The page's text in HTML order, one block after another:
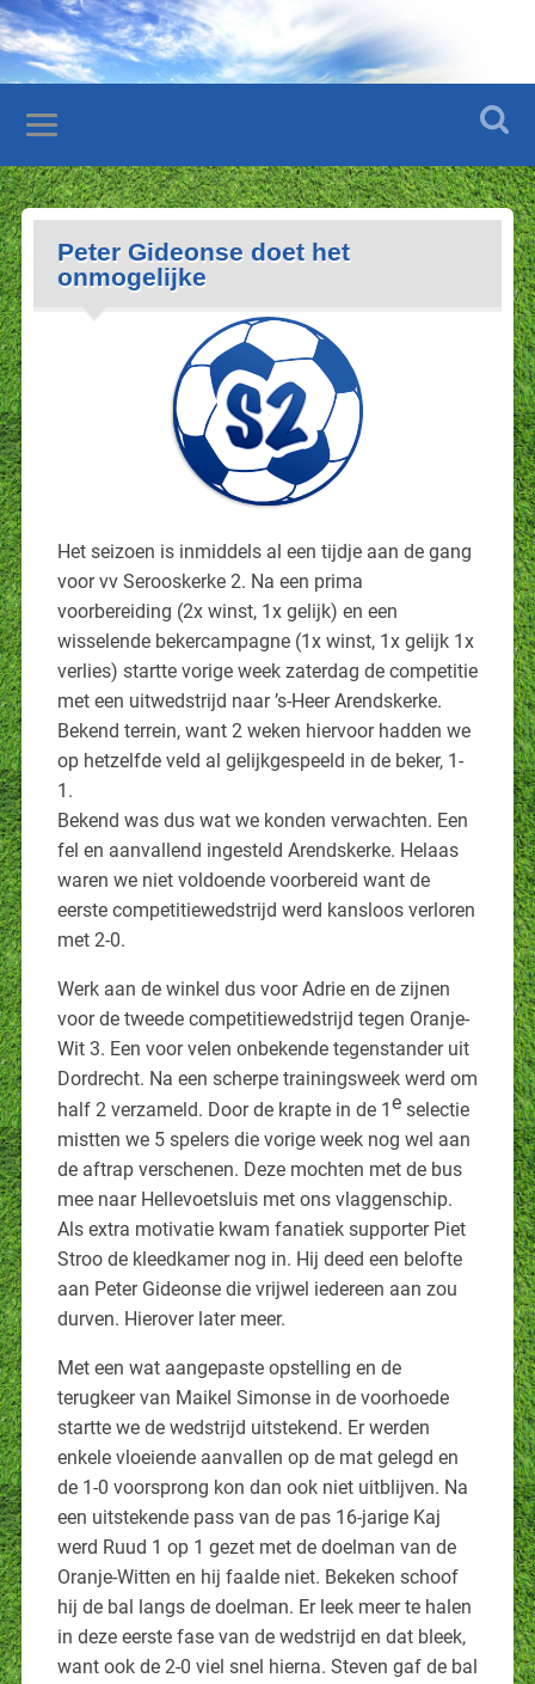
Peter Gideonse doet het
onmogelijke
Het seizoen is inmiddels al een tijdje aan de gang
voor vv Serooskerke 2. Na een prima
voorbereiding (2x winst, 1x gelijk) en een
wisselende bekercampagne (1x winst, 1x gelijk 1x
verlies) startte vorige week zaterdag de competitie
met een uitwedstrijd naar ’s-Heer Arendskerke.
Bekend terrein, want 2 weken hiervoor hadden we
op hetzelfde veld al gelijkgespeeld in de beker, 1-
1.
Bekend was dus wat we konden verwachten. Een
fel en aanvallend ingesteld Arendskerke. Helaas
waren we niet voldoende voorbereid want de
eerste competitiewedstrijd werd kansloos verloren
met 2-0.
Werk aan de winkel dus voor Adrie en de zijnen
voor de tweede competitiewedstrijd tegen Oranje-
Wit 3. Een voor velen onbekende tegenstander uit
Dordrecht. Na een scherpe trainingsweek werd om
half 2 verzameld. Door de krapte in de 1 eselectie
mistten we 5 spelers die vorige week nog wel aan
de aftrap verschenen. Deze mochten met de bus
mee naar Hellevoetsluis met ons vlaggenschip.
Als extra motivatie kwam fanatiek supporter Piet
Stroo de kleedkamer nog in. Hij deed een belofte
aan Peter Gideonse die vrijwel iedereen aan zou
durven. Hierover later meer.
Met een wat aangepaste opstelling en de
terugkeer van Maikel Simonse in de voorhoede
startte we de wedstrijd uitstekend. Er werden
enkele vloeiende aanvallen op de mat gelegd en
de 1-0 voorsprong kon dan ook niet uitblijven. Na
een uitstekende pass van de pas 16-jarige Kaj
werd Ruud 1 op 1 gezet met de doelman van de
Oranje-Witten en hij faalde niet. Bekeken schoof
hij de bal langs de doelman. Er leek meer te halen
in deze eerste fase van de wedstrijd en dat bleek,
want ook de 2-0 viel snel hierna. Steven gaf de bal